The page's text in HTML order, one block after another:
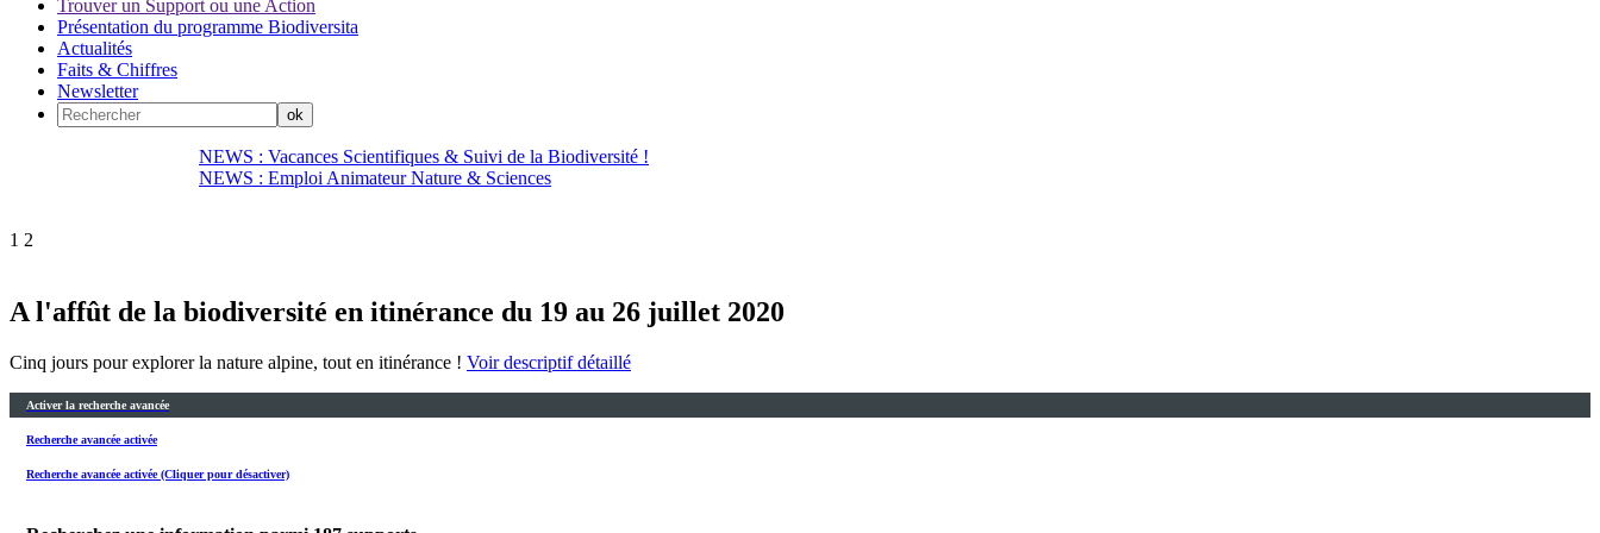
Trouver un Support ou une Action
Présentation du programme Biodiversita
Actualités
Faits & Chiffres
Newsletter
NEWS : Vacances Scientifiques & Suivi de la Biodiversité !
NEWS : Emploi Animateur Nature & Sciences
1 2
A l'affût de la biodiversité en itinérance du 19 au 26 juillet 2020
Cinq jours pour explorer la nature alpine, tout en itinérance ! Voir descriptif détaillé
Activer la recherche avancée
Recherche avancée activée
Recherche avancée activée (Cliquer pour désactiver)